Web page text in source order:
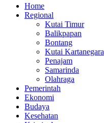
Home
Regional
Kutai Timur
Balikpapan
Bontang
Kutai Kartanegara
Penajam
Samarinda
Olahraga
Pemerintah
Ekonomi
Budaya
Kesehatan